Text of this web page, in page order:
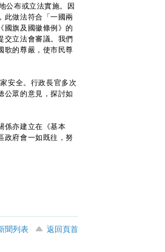
公布或立法實施。因
此做法符合「一國兩
國旗及國徽條例》的
交立法會審議。我們
歌的尊嚴，使市民尊
安全。行政長官多次
公眾的意見，探討如
亦建立在《基本
政府會一如既往，努
聞列表
返回頁首